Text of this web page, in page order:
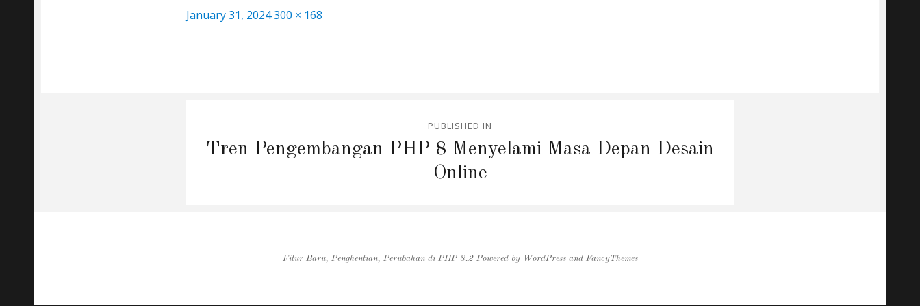
Posted
January 31, 2024Full
300 × 168
navigation
PUBLISHED IN
Tren Pengembangan PHP 8 Menyelami Masa Depan Desain
Online
Fitur Baru, Penghentian, Perubahan di PHP 8.2Powered by WordPressand FancyThemes